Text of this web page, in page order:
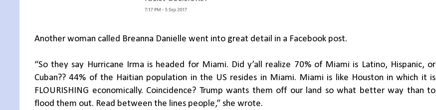
Another woman called Breanna Danielle went into great detail in a Facebook post.
“So they say Hurricane Irma is headed for Miami. Did y’all realize 70% of Miami is Latino, Hispanic, or
Cuban?? 44% of the Haitian population in the US resides in Miami. Miami is like Houston in which it is
FLOURISHING economically. Coincidence? Trump wants them off our land so what better way than to
flood them out. Read between the lines people,” she wrote.